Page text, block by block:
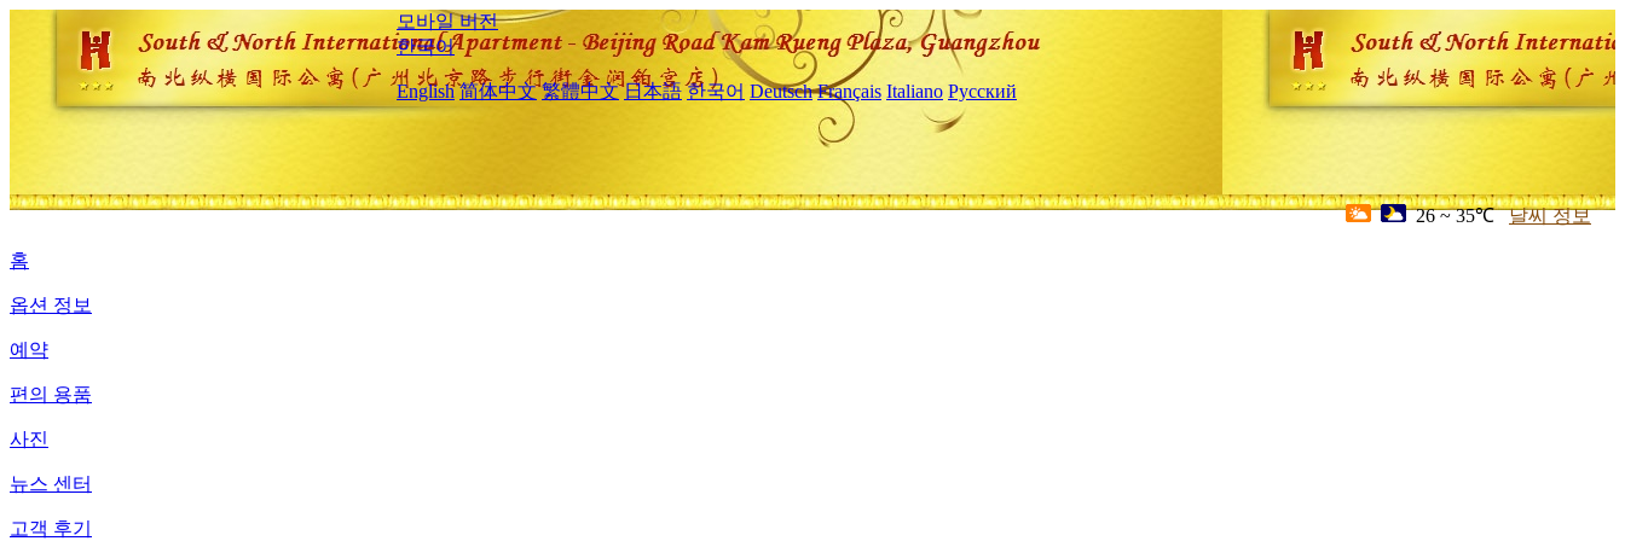
모바일 버전
한국어
English 简体中文 繁體中文 日本語 한국어 Deutsch Français Italiano Русский
26 ~ 35℃ 날씨 정보
홈
옵션 정보
예약
편의 용품
사진
뉴스 센터
고객 후기